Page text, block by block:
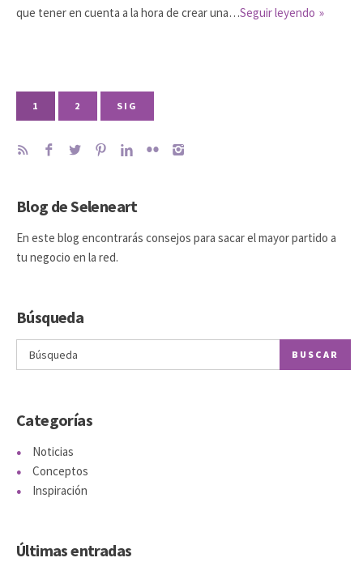
que tener en cuenta a la hora de crear una…Seguir leyendo
1 2 SIG
Blog de Seleneart
En este blog encontrarás consejos para sacar el mayor partido a
tu negocio en la red.
Búsqueda
BUSCAR
Categorías
Noticias
Conceptos
Inspiración
Últimas entradas